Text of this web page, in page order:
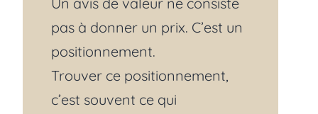
pas à donner un prix. C’est un
positionnement.
Trouver ce positionnement,
c’est souvent ce qui